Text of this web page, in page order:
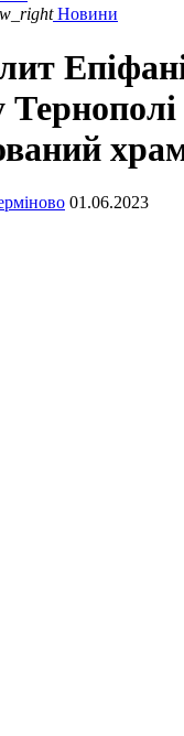
Новини
Тернополі
01.06.2023